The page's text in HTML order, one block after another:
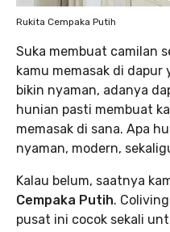
Rukita Cempaka Putih
Suka membuat camilan
kamu memasak di dapur
bikin nyaman, adanya
hunian pasti membuat
memasak di sana. Apa
nyaman, modern,
Kalau belum, saatnya
Cempaka Putih.
pusat ini cocok sekali